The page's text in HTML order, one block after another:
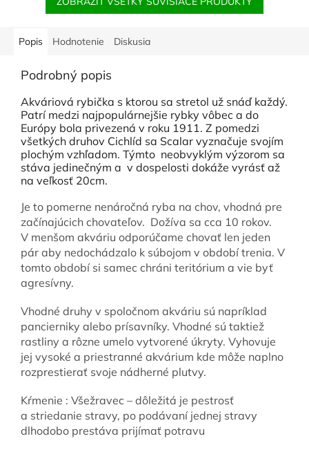
Popis Hodnotenie Diskusia
Podrobný popis
Akváriová rybička s ktorou sa stretol už snáď každý.
Patrí medzi najpopulárnejšie rybky vôbec a do
Európy bola privezená v roku 1911. Z pomedzi
všetkých druhov Cichlíd sa Scalar vyznačuje svojím
plochým vzhľadom. Týmto neobvyklým výzorom sa
stáva jedinečným a v dospelosti dokáže vyrásť až
na veľkosť 20cm.
Je to pomerne nenáročná ryba na chov, vhodná pre
začínajúcich chovateľov. Dožíva sa cca 10 rokov.
V menšom akváriu odporúčame chovať len jeden
pár aby nedochádzalo k súbojom v období trenia. V
tomto období si samec chráni teritórium a vie byť
agresívny.
Vhodné druhy v spoločnom akváriu sú napríklad
pancierniky alebo prísavníky. Vhodné sú taktiež
rastliny a rôzne umelo vytvorené úkryty. Vyhovuje
jej vysoké a priestranné akvárium kde môže naplno
rozprestierať svoje nádherné plutvy.
Kŕmenie : Všežravec – dôležitá je pestrosť
a striedanie stravy, po podávaní jednej stravy
dlhodobo prestáva prijímať potravu